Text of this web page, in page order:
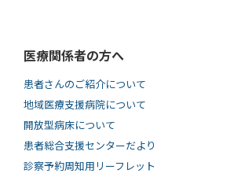
医療関係者の方へ
患者さんのご紹介について
地域医療支援病院について
開放型病床について
患者総合支援センターだより
診察予約周知用リーフレット